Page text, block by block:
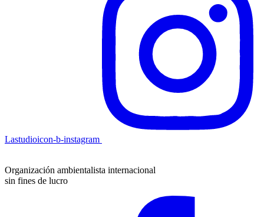
Lastudioicon-b-instagram
Organización ambientalista internacional
sin fines de lucro